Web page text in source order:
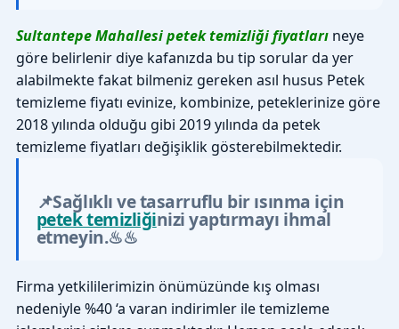
Sultantepe Mahallesi petek temizliği fiyatlarıneye
göre belirlenir diye kafanızda bu tip sorular da yer
alabilmekte fakat bilmeniz gereken asıl husus Petek
temizleme fiyatı evinize, kombinize, peteklerinize göre
2018 yılında olduğu gibi 2019 yılında da petek
temizleme fiyatları değişiklik gösterebilmektedir.
📌Sağlıklı ve tasarruflu bir ısınma için
petek temizliğinizi yaptırmayı ihmal
etmeyin.♨♨
Firma yetkililerimizin önümüzünde kış olması
nedeniyle %40 ‘a varan indirimler ile temizleme